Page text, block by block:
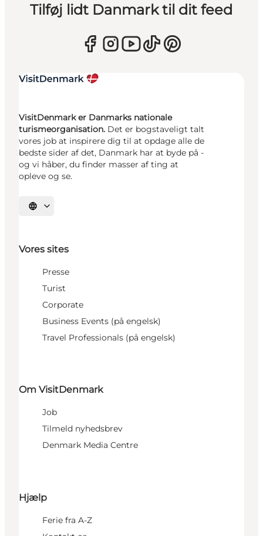
Tilføj lidt Danmark til dit feed
VisitDenmark er Danmarks nationale
turismeorganisation. Det er bogstaveligt talt
vores job at inspirere dig til at opdage alle de
bedste sider af det, Danmark har at byde på -
og vi håber, du finder masser af ting at
opleve og se.
Vælg sprog
Vores sites
Presse
Turist
Corporate
Business Events (på engelsk)
Travel Professionals (på engelsk)
Om VisitDenmark
Job
Tilmeld nyhedsbrev
Denmark Media Centre
Hjælp
Ferie fra A-Z